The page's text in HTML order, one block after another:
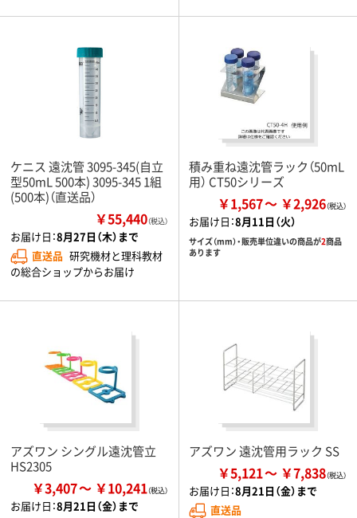
ケニス 遠沈管 3095-345(自立
型50mL 500本) 3095-345 1組
(500本)（直送品）
￥55,440（税込）
お届け日：8月27日（木）まで
直送品 研究機材と理科教材
の総合ショップからお届け
積み重ね遠沈管ラック（50mL
用） CT50シリーズ
￥1,567 ￥2,926
お届け日：8月11日（火）
サイズ（mm）・販売単位違いの商品が2商品
あります
アズワン シングル遠沈管立
HS2305
￥3,407 ￥10,241
お届け日：8月21日（金）まで
アズワン 遠沈管用ラック SS
￥5,121 ￥7,838
お届け日：8月21日（金）まで
直送品